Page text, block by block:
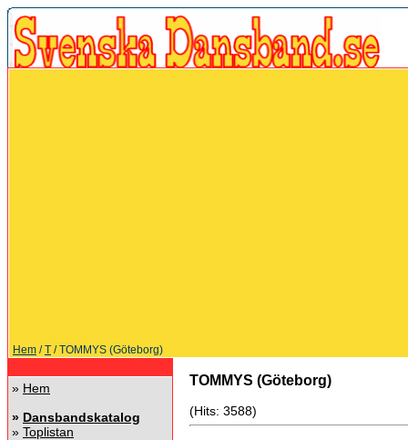
Hem /T / TOMMYS (Göteborg)
» Hem
» Dansbandskatalog
» Toplistan
TOMMYS (Göteborg)
(Hits: 3588)